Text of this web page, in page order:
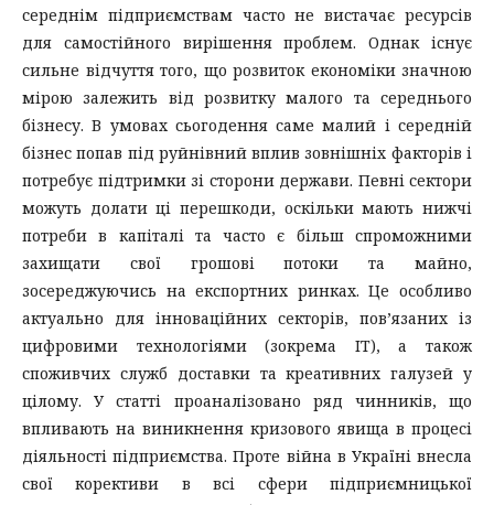
середнiм пiдприємствам часто не вистачає ресурсiв
для самостiйного вирiшення проблем. Однак iснує
сильне вiдчуття того, що розвиток економiки значною
мiрою залежить вiд розвитку малого та середнього
бiзнесу. В умовах сьогодення саме малий i середнiй
бiзнес попав пiд руйнiвний вплив зовнiшнiх факторiв i
потребує пiдтримки зi сторони держави. Певнi сектори
можуть долати цi перешкоди, оскiльки мають нижчi
потреби в капiталi та часто є бiльш спроможними
захищати свої грошовi потоки та майно,
зосереджуючись на експортних ринках. Це особливо
актуально для iнновацiйних секторiв, пов’язаних iз
цифровими технологiями (зокрема IТ), а також
споживчих служб доставки та креативних галузей у
цiлому. У статті проаналізовано ряд чинників, що
впливають на виникнення кризового явища в процесі
діяльності підприємства. Проте вiйна в Українi внесла
свої корективи в всi сфери пiдприємницької